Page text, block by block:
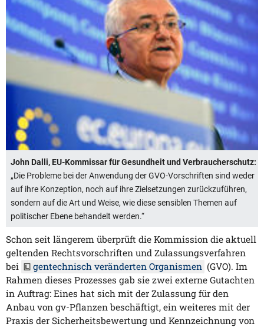
John Dalli, EU-Kommissar für Gesundheit und Verbraucherschutz:
„Die Probleme bei der Anwendung der GVO-Vorschriften sind weder
auf ihre Konzeption, noch auf ihre Zielsetzungen zurückzuführen,
sondern auf die Art und Weise, wie diese sensiblen Themen auf
politischer Ebene behandelt werden.“
Schon seit längerem überprüft die Kommission die aktuell
geltenden Rechtsvorschriften und Zulassungsverfahren
bei
gentechnisch veränderten Organismen (GVO). Im
Rahmen dieses Prozesses gab sie zwei externe Gutachten
in Auftrag: Eines hat sich mit der Zulassung für den
Anbau von gv-Pflanzen beschäftigt, ein weiteres mit der
Praxis der Sicherheitsbewertung und Kennzeichnung von